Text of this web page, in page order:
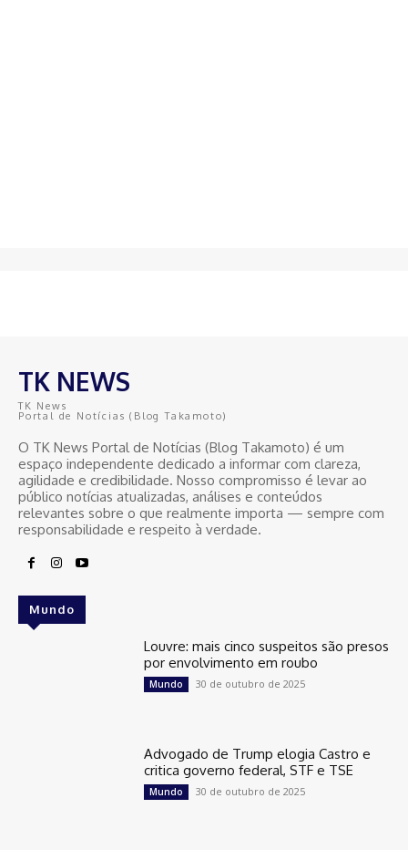
TK NEWS
TK News
Portal de Notícias (Blog Takamoto)
O TK News Portal de Notícias (Blog Takamoto) é um
espaço independente dedicado a informar com clareza,
agilidade e credibilidade. Nosso compromisso é levar ao
público notícias atualizadas, análises e conteúdos
relevantes sobre o que realmente importa — sempre com
responsabilidade e respeito à verdade.
Mundo
Louvre: mais cinco suspeitos são presos
por envolvimento em roubo
Mundo 30 de outubro de 2025
Advogado de Trump elogia Castro e
critica governo federal, STF e TSE
Mundo 30 de outubro de 2025